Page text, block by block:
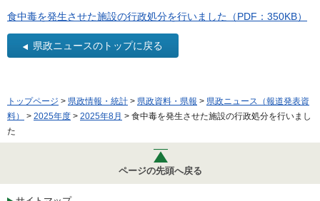
食中毒を発生させた施設の行政処分を行いました（PDF：350KB）
県政ニュースのトップに戻る
トップページ > 県政情報・統計 > 県政資料・県報 > 県政ニュース（報道発表資
料）
> 2025年度 > 2025年8月 > 食中毒を発生させた施設の行政処分を行いまし
た
ページの先頭へ戻る